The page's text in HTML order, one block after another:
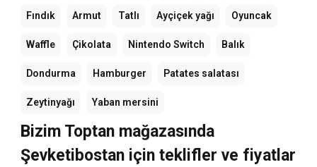
Fındık Armut Tatlı Ayçiçek yağı Oyuncak
Waffle Çikolata Nintendo Switch Balık
Dondurma Hamburger Patates salatası
Zeytinyağı Yaban mersini
Bizim Toptan mağazasında
Şevketibostan için teklifler ve fiyatlar